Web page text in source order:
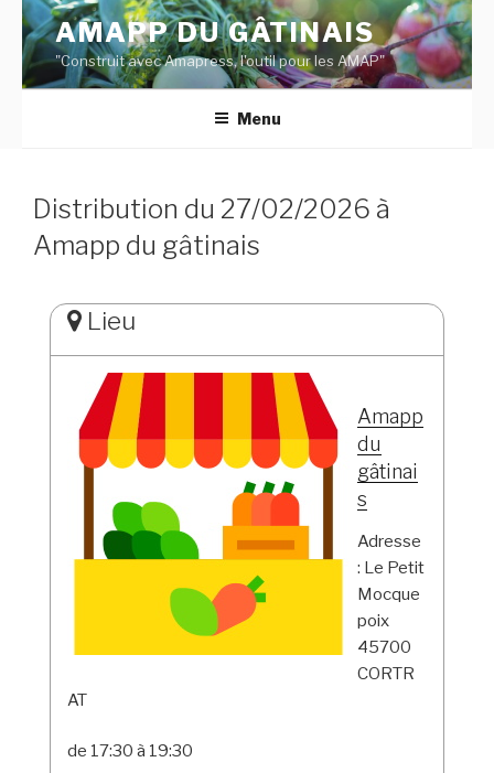
Aller
contenu
principal
AMAPP DU GÂTINAIS
"Construit avec Amapress, l'outil pour les AMAP"
Menu
Distribution du 27/02/2026 à
Amapp du gâtinais
Lieu
Amapp
du
gâtinai
s
Adresse
: Le Petit
Mocque
poix
45700
CORTR
AT
de 17:30 à 19:30